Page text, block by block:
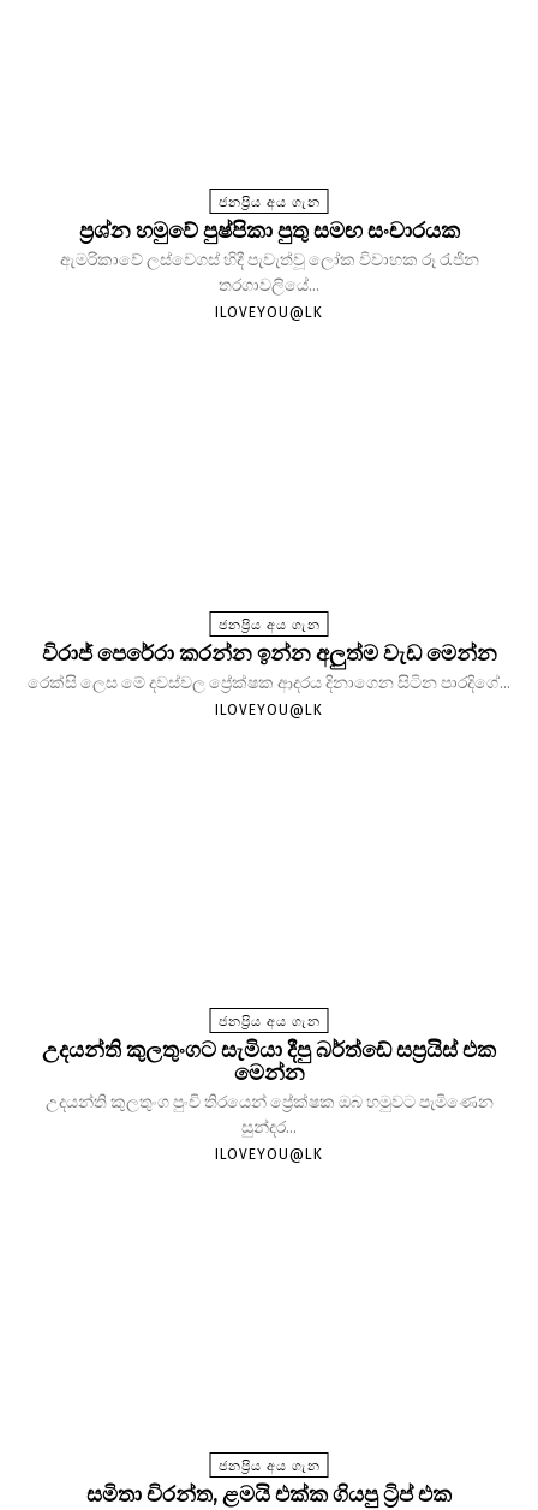
ජනප්‍රිය අය ගැන
ප්‍රශ්න හමුවේ පුෂ්පිකා පුතු සමඟ සංචාරයක
ඇමරිකාවේ ලස්වෙගස් හිදී පැවැත්වූ ලෝක විවාහක රූ රැජින
තරගාවලියේ...
ILOVEYOU@LK
ජනප්‍රිය අය ගැන
විරාජ් පෙරේරා කරන්න ඉන්න අලුත්ම වැඩ මෙන්න
රෙක්සි ලෙස මේ දවස්වල ප්‍රේක්ෂක ආදරය දිනාගෙන සිටින පාරදිගේ...
ILOVEYOU@LK
ජනප්‍රිය අය ගැන
උදයන්ති කුලතුංගට සැමියා දීපු බර්ත්ඩේ සප්‍රයිස් එක
මෙන්න
උදයන්ති කුලතුංග පුංචි තිරයෙන් ප්‍රේක්ෂක ඔබ හමුවට පැමිණෙන
සුන්දර...
ILOVEYOU@LK
ජනප්‍රිය අය ගැන
සමිතා චිරන්ත, ළමයි එක්ක ගියපු ට්‍රිප් එක